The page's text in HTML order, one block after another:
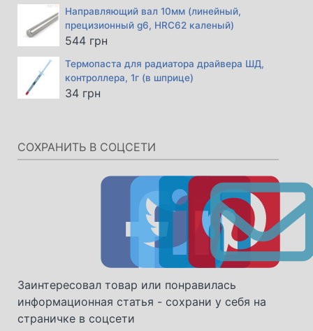
Направляющий вал 10мм (линейный,
прецизионный g6, HRC62 каленый)
544 грн
Термопаста для радиатора драйвера ШД,
контроллера, 1г (в шприце)
34 грн
СОХРАНИТЬ В СОЦСЕТИ
Заинтересовал товар или понравилась
информационная статья - сохрани у себя на
страничке в соцсети